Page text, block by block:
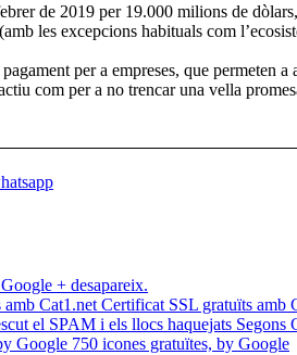
de 2019 per 19.000 milions de
les excepcions habituals com
per a empreses, que permeten
com per a no trencar una vella
Google + desapareix.
Certificat SSL gratuïts amb
Segons
750 icones gratuïtes, by Google